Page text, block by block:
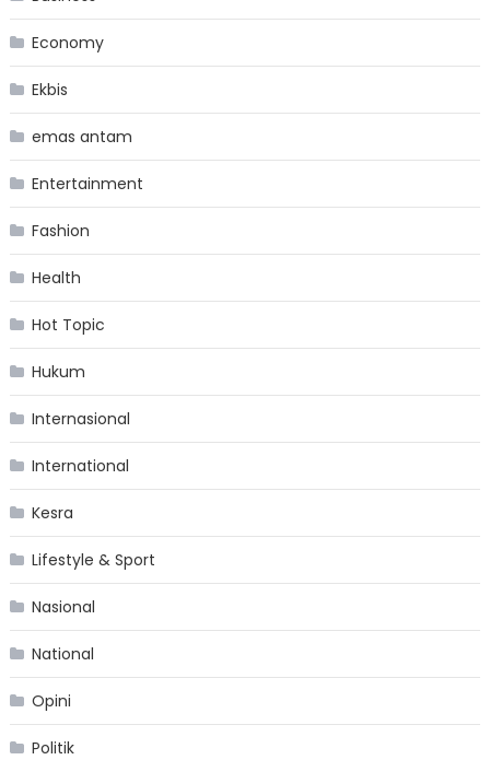
Economy
Ekbis
emas antam
Entertainment
Fashion
Health
Hot Topic
Hukum
Internasional
International
Kesra
Lifestyle & Sport
Nasional
National
Opini
Politik